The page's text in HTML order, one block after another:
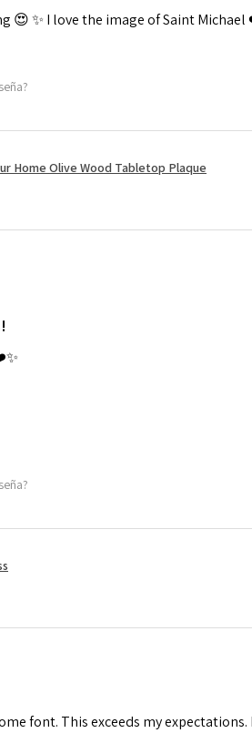
😍 ✨️ I love the image of Saint
Home Olive Wood Tabletop Plaque
font. This exceeds my